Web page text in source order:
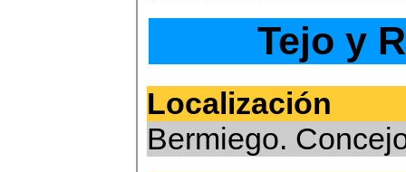
Tejo y
Localización
Bermiego.